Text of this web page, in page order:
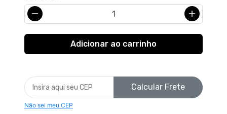
Calcular Frete
Não sei meu CEP